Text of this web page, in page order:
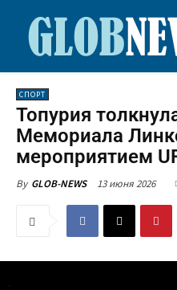
СПОРТ
Топурия
Мемориала
мероприятием
By GLOB-NEWS 13 июня 2026